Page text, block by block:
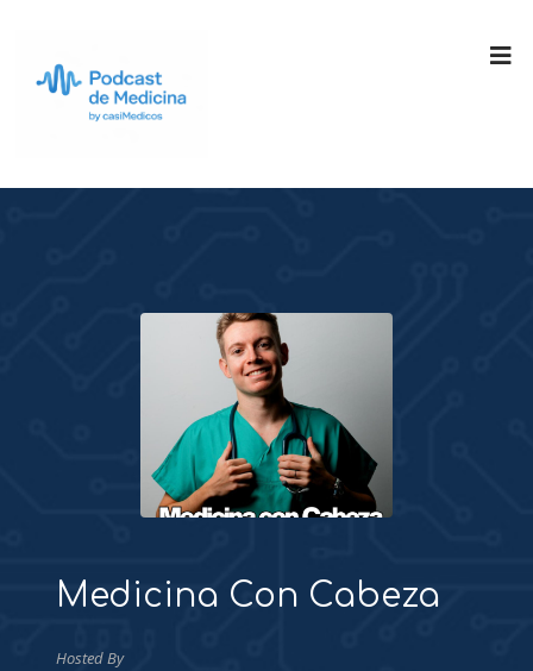
Medicina Con Cabeza
Hosted By